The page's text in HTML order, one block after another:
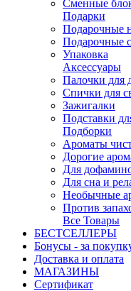
Сменные
Подарки
Подарочные
Подарочные
Упаковка
Аксессуары
Палочки для
Спички для
Зажигалки
Подставки
Подборки
Ароматы
Дорогие
Для
Для сна и
Необычные
Против
Все Товары
БЕСТСЕЛЛЕРЫ
Бонусы - за
Доставка и оплата
МАГАЗИНЫ
Cертификат